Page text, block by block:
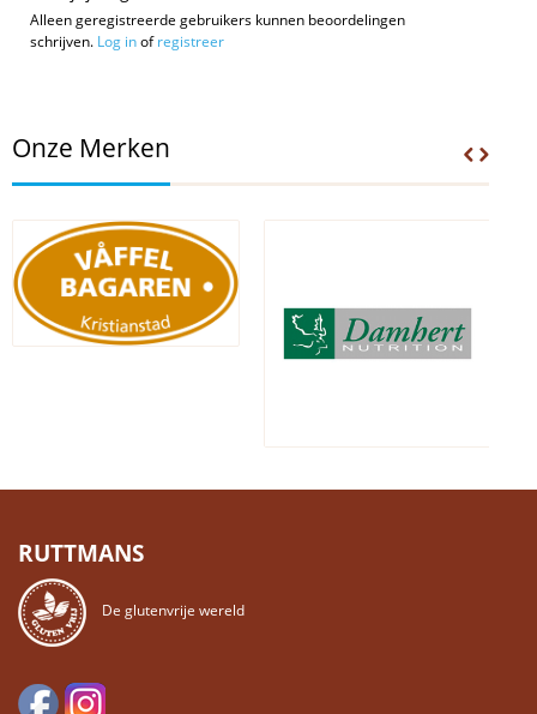
Alleen geregistreerde gebruikers kunnen beoordelingen
schrijven. Log inofregistreer
Onze Merken
RUTTMANS
De glutenvrije wereld